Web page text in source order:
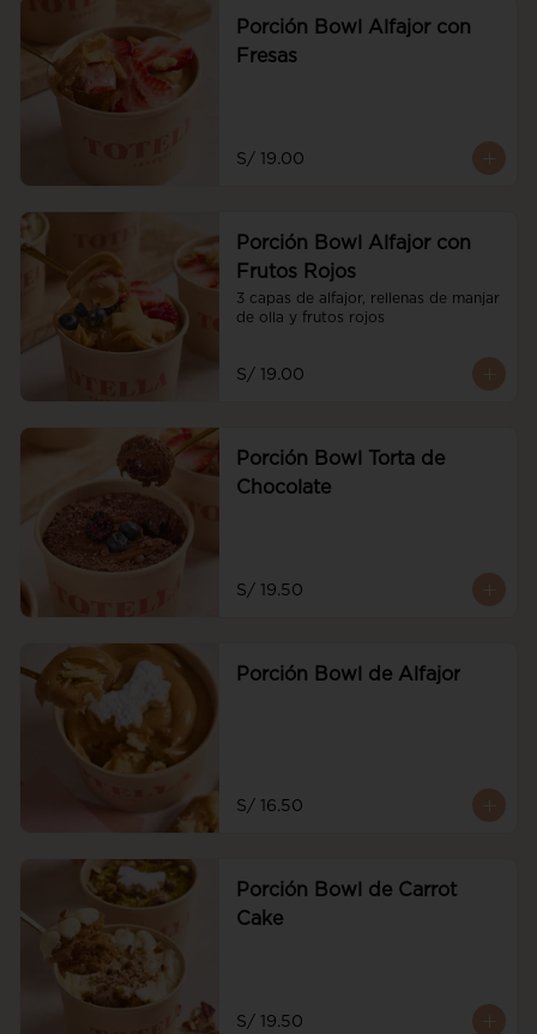
Porción Bowl Alfajor con
Fresas
S/ 19.00
Porción Bowl Alfajor con
Frutos Rojos
3 capas de alfajor, rellenas de manjar
de olla y frutos rojos
S/ 19.00
Porción Bowl Torta de
Chocolate
S/ 19.50
Porción Bowl de Alfajor
S/ 16.50
Porción Bowl de Carrot
Cake
S/ 19.50